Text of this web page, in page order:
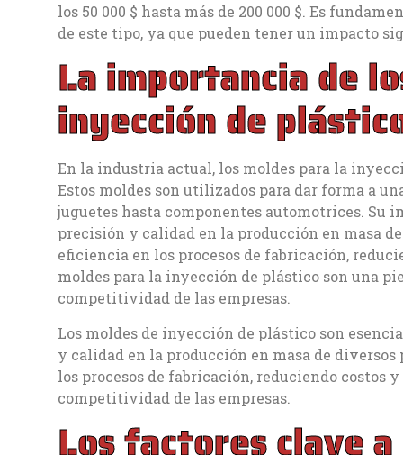
los 50 000 $ hasta más de 200 000 $. Es
de este tipo, ya que pueden tener un impacto
La importancia de
inyección de
En la industria actual, los moldes para la
Estos moldes son utilizados para dar forma a
juguetes hasta componentes automotrices. Su
precisión y calidad en la producción en masa
eficiencia en los procesos de fabricación,
moldes para la inyección de plástico son una
competitividad de las empresas.
Los moldes de inyección de plástico son
y calidad en la producción en masa de
los procesos de fabricación, reduciendo costos
competitividad de las empresas.
Los factores clave